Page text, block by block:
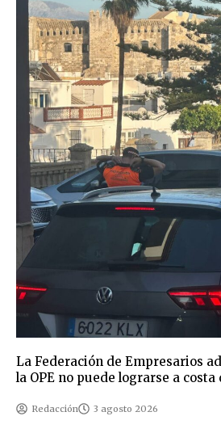
La Federación de Empresarios
la OPE no puede lograrse a
Redacción 3 agosto 2026